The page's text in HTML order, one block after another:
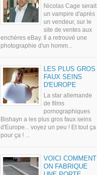
Nicolas Cage serait
un vampire d'après
un vendeur, sur le
site de ventes aux
enchères eBay. Il a retrouvé une
photographie d'un homm...
LES PLUS GROS
FAUX SEINS
D'EUROPE
La star allemande
de films
pornographiques
Bishayn a les plus gros faux seins
d'Europe... voyez un peu ! Et tout ça
pour ça ! ...
VOICI COMMENT
ON FABRIQUE